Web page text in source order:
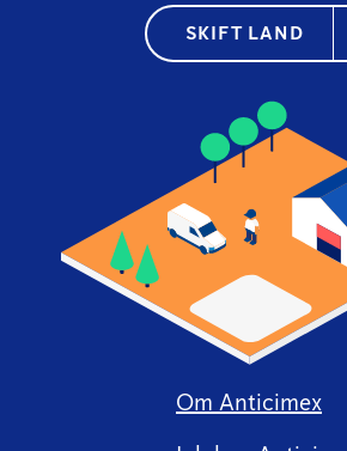
SKIFT LAND
Om Anticimex